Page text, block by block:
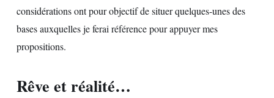
considérations ont pour objectif de situer quelques-unes des
bases auxquelles je ferai référence pour appuyer mes
propositions.
Rêve et réalité…